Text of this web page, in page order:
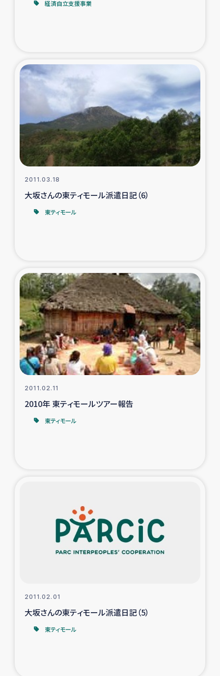
経済自立支援事業
2011.03.18
大坂さんの東ティモール派遣日記（6）
東ティモール
2011.02.11
2010年 東ティモールツアー報告
東ティモール
2011.02.01
大坂さんの東ティモール派遣日記（5）
東ティモール